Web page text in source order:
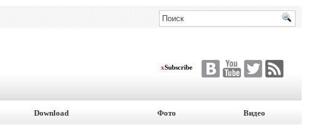
xSubscribe
Download Фото Видео